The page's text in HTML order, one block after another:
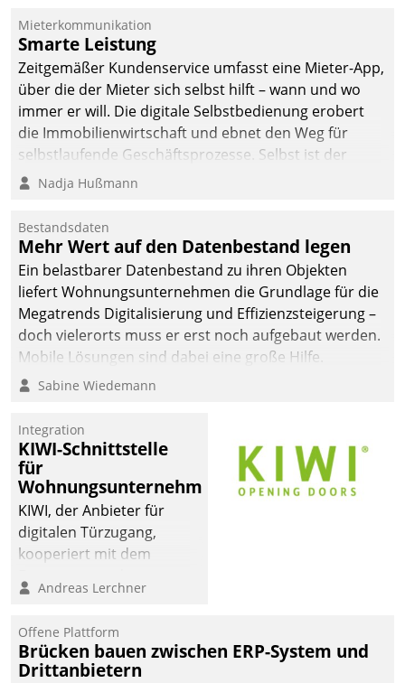
Mieterkommunikation
Smarte Leistung
Zeitgemäßer Kundenservice umfasst eine Mieter-App,
über die der Mieter sich selbst hilft – wann und wo
immer er will. Die digitale Selbstbedienung erobert
die Immobilienwirtschaft und ebnet den Weg für
selbstlaufende Geschäftsprozesse. Selbst ist der
Kunde und smart der Serviceanbieter.
Nadja Hußmann
Bestandsdaten
Mehr Wert auf den Datenbestand legen
Ein belastbarer Datenbestand zu ihren Objekten
liefert Wohnungsunternehmen die Grundlage für die
Megatrends Digitalisierung und Effizienzsteigerung –
doch vielerorts muss er erst noch aufgebaut werden.
Mobile Lösungen sind dabei eine große Hilfe.
Sabine Wiedemann
Integration
KIWI-Schnittstelle
für
Wohnungsunternehmen
KIWI, der Anbieter für
digitalen Türzugang,
kooperiert mit dem
Softwareentwicklungshaus
Andreas Lerchner
Offene Plattform
Brücken bauen zwischen ERP-System und
Drittanbietern